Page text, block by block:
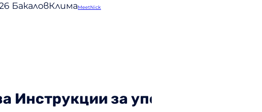
БакаловКлимаMeetNick
Инструкции за употреба за